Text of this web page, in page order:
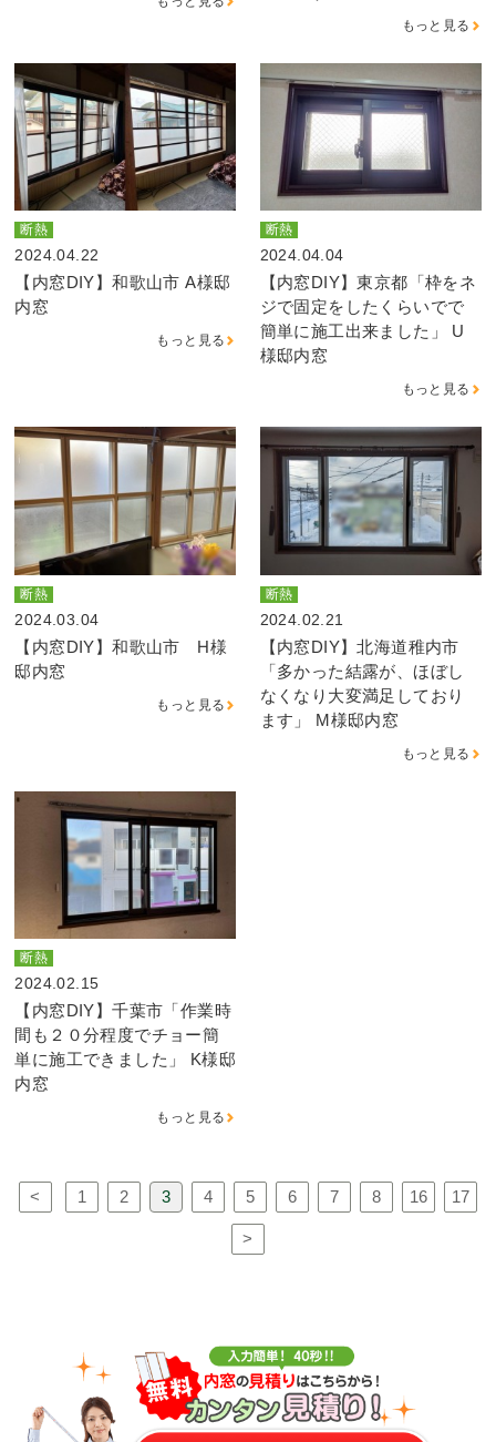
もっと見る
断熱
2024.04.22
【内窓DIY】和歌山市 A様邸
内窓
もっと見る
断熱
2024.04.04
【内窓DIY】東京都「枠をネ
ジで固定をしたくらいでで
簡単に施工出来ました」 U
様邸内窓
もっと見る
断熱
2024.03.04
【内窓DIY】和歌山市 H様
邸内窓
もっと見る
断熱
2024.02.21
【内窓DIY】北海道稚内市
「多かった結露が、ほぼし
なくなり大変満足しており
ます」 M様邸内窓
もっと見る
断熱
2024.02.15
【内窓DIY】千葉市「作業時
間も２０分程度でチョー簡
単に施工できました」 K様邸
内窓
もっと見る
< 1 2 3 4 5 6 7 8 16 17
>